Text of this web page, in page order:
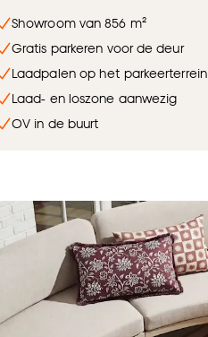
Showroom van 856 m²
Gratis parkeren voor de deur
Laadpalen op het parkeerterrein
Laad- en loszone aanwezig
OV in de buurt